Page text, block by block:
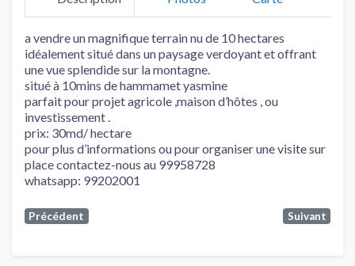
a vendre un magnifique terrain nu de 10 hectares
idéalement situé dans un paysage verdoyant et offrant
une vue splendide sur la montagne.
situé à 10mins de hammamet yasmine
parfait pour projet agricole ,maison d’hôtes , ou
investissement .
prix: 30md/ hectare
pour plus d’informations ou pour organiser une visite sur
place contactez-nous au 99958728
whatsapp: 99202001
Précédent Suivant